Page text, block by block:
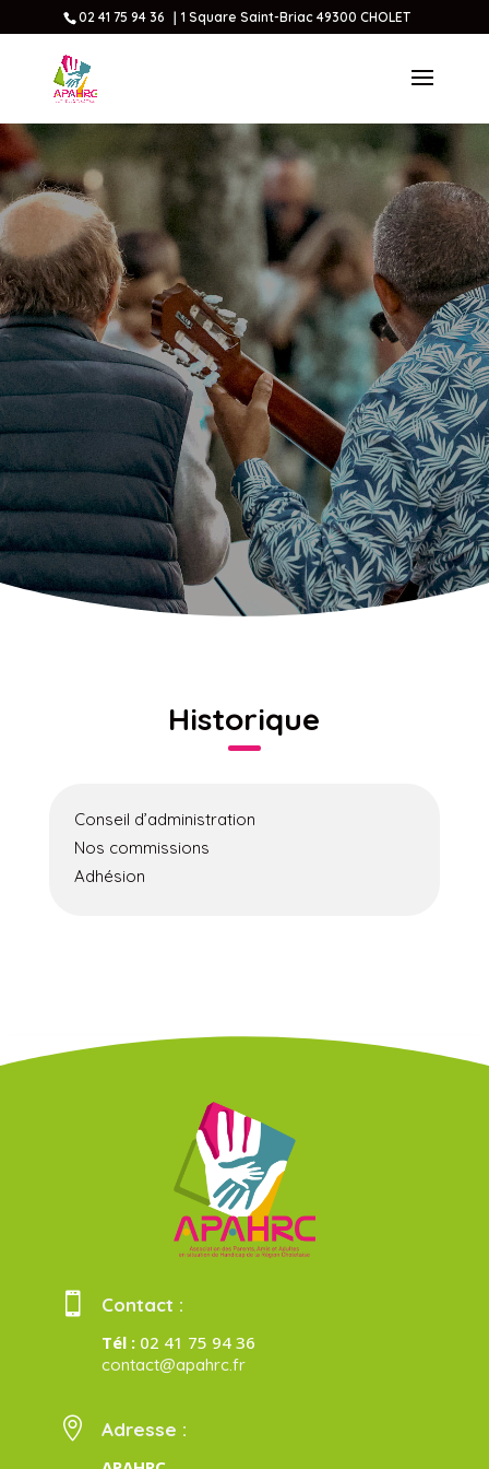
02 41 75 94 36 ｜1 Square Saint-Briac 49300 CHOLET
Historique
Conseil d’administration
Nos commissions
Adhésion
 Contact :
Tél :02 41 75 94 36
contact@apahrc.fr
 Adresse :